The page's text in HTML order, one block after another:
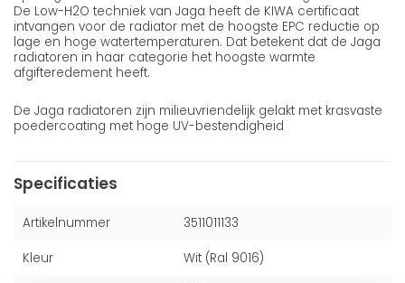
De Low-H2O techniek van Jaga heeft de KIWA certificaat
intvangen voor de radiator met de hoogste EPC reductie op
lage en hoge watertemperaturen. Dat betekent dat de Jaga
radiatoren in haar categorie het hoogste warmte
afgifteredement heeft.
De Jaga radiatoren zijn milieuvriendelijk gelakt met krasvaste
poedercoating met hoge UV-bestendigheid
Specificaties
Artikelnummer 3511011133
Kleur Wit (Ral 9016)